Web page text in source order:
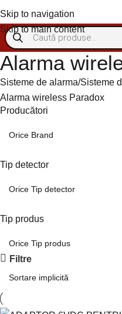
Skip to navigation
Skip to main content
Alarma
Sisteme de alarma Sisteme
Alarma wireless Paradox
Producători
Tip detector
Tip produs
Filtre